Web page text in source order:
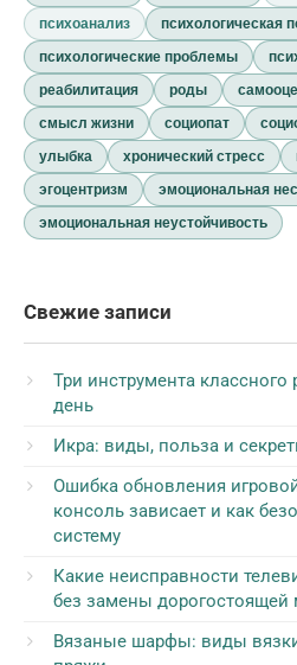
психоанализ
психологическая
психологические проблемы
реабилитация
роды
смысл жизни
социопат
улыбка
хронический стресс
эгоцентризм
эмоциональная
эмоциональная неустойчивость
Свежие записи
Три инструмента
день
Икра: виды, польза и
Ошибка обновления
консоль зависает и как
систему
Какие неисправности
без замены дорогостоящей
Вязаные шарфы: виды